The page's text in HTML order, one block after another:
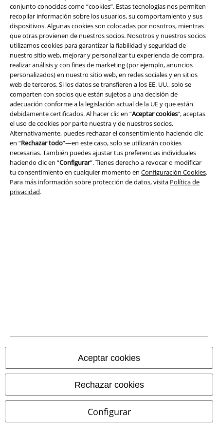
conjunto conocidas como “cookies”. Estas tecnologías nos permiten
recopilar información sobre los usuarios, su comportamiento y sus
dispositivos. Algunas cookies son colocadas por nosotros, mientras
que otras provienen de nuestros socios. Nosotros y nuestros socios
utilizamos cookies para garantizar la fiabilidad y seguridad de
nuestro sitio web, mejorar y personalizar tu experiencia de compra,
realizar análisis y con fines de marketing (por ejemplo, anuncios
personalizados) en nuestro sitio web, en redes sociales y en sitios
web de terceros. Si los datos se transfieren a los EE. UU., solo se
comparten con socios que están sujetos a una decisión de
adecuación conforme a la legislación actual de la UE y que están
debidamente certificados. Al hacer clic en “Aceptar cookies”, aceptas
el uso de cookies por parte nuestra y de nuestros socios.
Alternativamente, puedes rechazar el consentimiento haciendo clic
en “Rechazar todo”—en este caso, solo se utilizarán cookies
necesarias. También puedes ajustar tus preferencias individuales
haciendo clic en “Configurar”. Tienes derecho a revocar o modificar
tu consentimiento en cualquier momento en Configuración Cookies.
Para más información sobre protección de datos, visita Política de
privacidad.
Aceptar cookies
Rechazar cookies
Configurar
estar estupenda. Como ves, hay una falda para cada gusto y cada talla.
15%
descuento
E-mail Newsletter
¡Cheque regalo del 15% de descuento,
suscríbete ahora!Más
Doy mi consentimiento para recibir la newsletter de EMP y acepto que
E.M.P. Merchandising Handelsgesellschaft mbH procese mis datos
personales con el fin de informarme de manera personalizada y regular
sobre su oferta. El tratamiento de mis datos personales se llevará a cabo
de acuerdo con lo establecido en laPolítica de Privacidad. Puedo retirar
mi consentimiento en cualquier momento haciendo clic en el enlace de
baja presente en cada newsletter.
Darme de baja de la newsletteraquí.
Nuestro servicio de atención al cliente está a tu
disposición
Hoy nuestro servicio de atención al cliente está disponible hasta las:
17:00.Más información